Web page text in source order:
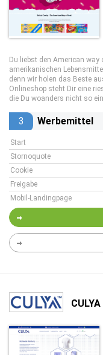
Du liebst den American way
amerikanischen
denn wir holen das Beste
Onlineshop steht Dir eine
die Du woanders nicht so
3 Werbemittel
Start
Stornoquote
Cookie
Freigabe
Mobil-Landingpage